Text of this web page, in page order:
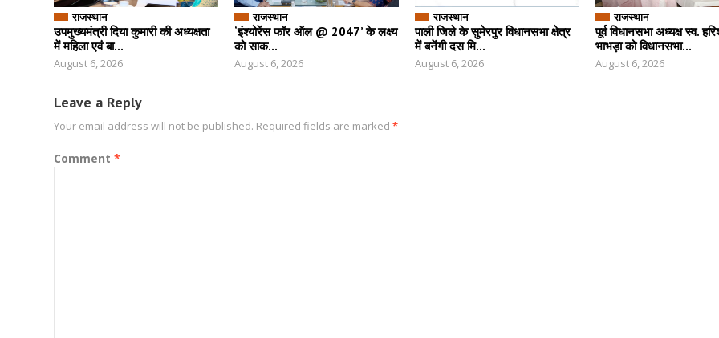
राजस्थान
उपमुख्यमंत्री दिया कुमारी की अध्यक्षता
में महिला एवं बा...
August 6, 2026
राजस्थान
‘इंश्योरेंस फॉर ऑल @ 2047’ के लक्ष्य
को साक...
August 6, 2026
राजस्थान
पाली जिले के सुमेरपुर विधानसभा क्षेत्र
में बनेंगी दस मि...
August 6, 2026
राजस्थान
पूर्व विधानसभा अध्यक्ष स्व.
भाभड़ा को विधानसभा...
August 6, 2026
Leave a Reply
Your email address will not be published. Required fields are marked *
Comment *